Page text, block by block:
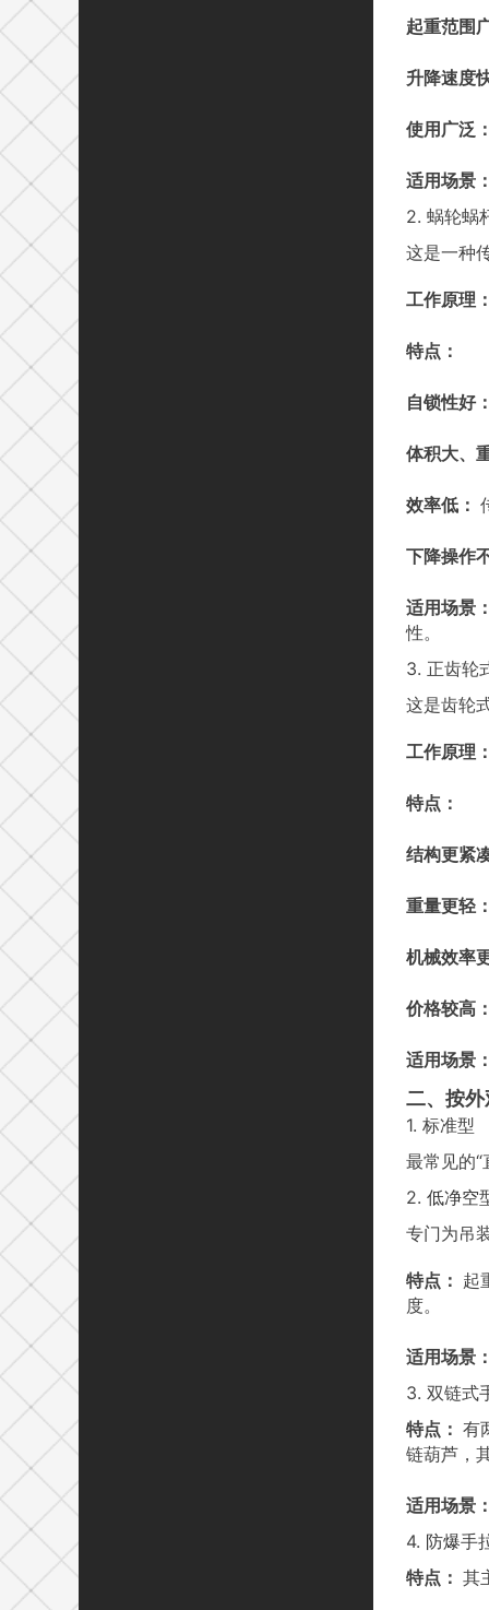
起重范围
升降速度
使用广泛
适用场景
2. 蜗轮蜗
这是一种
工作原理
特点：
自锁性好
体积大、
效率低：
下降操作
适用场景
性。
3. 正齿轮
这是齿轮
工作原理
特点：
结构更紧
重量更轻
机械效率
价格较高
适用场景
二、按
1. 标准型
最常见的
2. 低净空
专门为吊
特点：
起
度。
适用场景
3. 双链式
特点： 有
链葫芦，
适用场景
4. 防爆手
特点： 其